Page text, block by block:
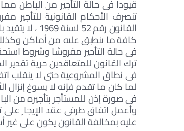
قيودا فى حالة التأجير من الباطن
القانون رقم
كافة ما ينطبق عليه من أماكن
فى حالة التأجير مفروشا وشروط
ترك القانون للمتعاقدين حرية
فى نطاق المشروعية حتى لا ينقلب
لما كان ما تقدم فإنه لا يسوغ إنزال
فى صورة إذن للمستأجر بتأجيره من
وأعمل اتفاق طرفى عقد الإيجار على
عليه بمخالفة القانون يكون على